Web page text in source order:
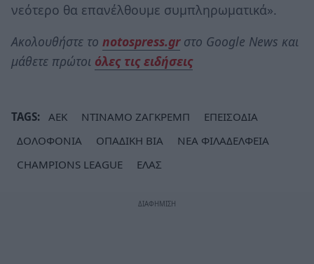
νεότερο θα επανέλθουμε συμπληρωματικά».
Ακολουθήστε το notospress.grστο Google News και
μάθετε πρώτοι όλες τις ειδήσεις
TAGS: ΑΕΚ ΝΤΙΝΑΜΟ ΖΑΓΚΡΕΜΠ
ΕΠΕΙΣΟΔΙΑ
ΔΟΛΟΦΟΝΙΑ
ΟΠΑΔΙΚΗ ΒΙΑ
ΝΕΑ ΦΙΛΑΔΕΛΦΕΙΑ
CHAMPIONS LEAGUE
ΕΛΑΣ